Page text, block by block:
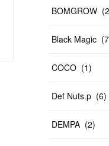
BOMGROW (
Black Magic (7
COCO (1)
Def Nuts.p (6)
DEMPA (2)